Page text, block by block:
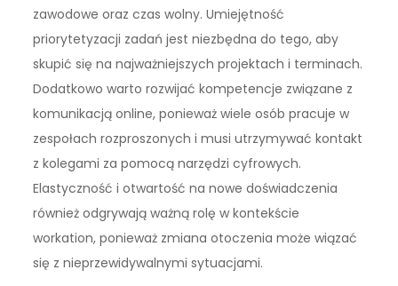
zawodowe oraz czas wolny. Umiejętność
priorytetyzacji zadań jest niezbędna do tego, aby
skupić się na najważniejszych projektach i terminach.
Dodatkowo warto rozwijać kompetencje związane z
komunikacją online, ponieważ wiele osób pracuje w
zespołach rozproszonych i musi utrzymywać kontakt
z kolegami za pomocą narzędzi cyfrowych.
Elastyczność i otwartość na nowe doświadczenia
również odgrywają ważną rolę w kontekście
workation, ponieważ zmiana otoczenia może wiązać
się z nieprzewidywalnymi sytuacjami.